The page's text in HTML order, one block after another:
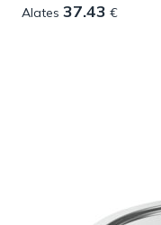
Alates 37.43 €